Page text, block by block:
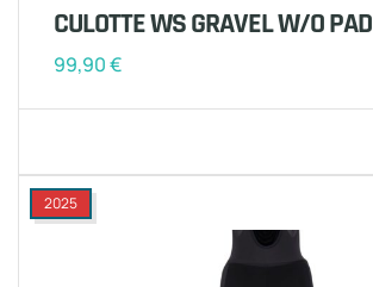
CULOTTE WS GRAVEL W/O PAD
99,90€
2025